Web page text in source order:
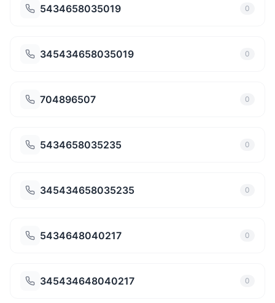
5434658035019 0
345434658035019 0
704896507 0
5434658035235 0
345434658035235 0
5434648040217 0
345434648040217 0